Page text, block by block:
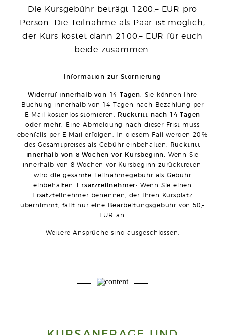
Die Kursgebühr beträgt 1200,– EUR pro
Person. Die Teilnahme als Paar ist möglich,
der Kurs kostet dann 2100,– EUR für euch
beide zusammen.
Information zur Stornierung
Widerruf innerhalb von 14 Tagen: Sie können Ihre
Buchung innerhalb von 14 Tagen nach Bezahlung per
E-Mail kostenlos stornieren.
Rücktritt nach 14 Tagen
oder mehr:
Eine Abmeldung nach dieser Frist muss
ebenfalls per E-Mail erfolgen. In diesem Fall werden 20 %
des Gesamtpreises als Gebühr einbehalten.
Rücktritt
innerhalb von 8 Wochen vor Kursbeginn: Wenn Sie
innerhalb von 8 Wochen vor Kursbeginn zurücktreten,
wird die gesamte Teilnahmegebühr als Gebühr
einbehalten.
Ersatzteilnehmer: Wenn Sie einen
Ersatzteilnehmer benennen, der Ihren Kursplatz
übernimmt, fällt nur eine Bearbeitungsgebühr von 50,–
EUR an.
Weitere Ansprüche sind ausgeschlossen.